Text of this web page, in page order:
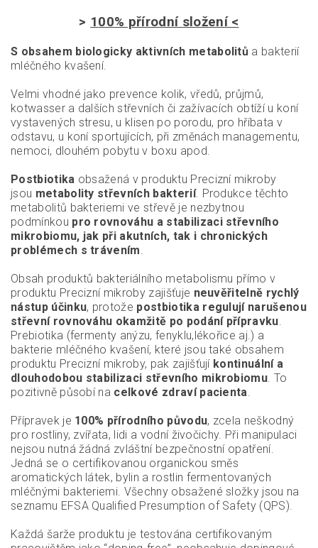
> 100% přírodní složení <
S obsahem biologicky aktivních metabolitů a bakterií
mléčného kvašení.
Velmi vhodné jako prevence kolik, vředů, průjmů,
kotwasser a dalších střevních či zažívacích obtíží u koní
vystavených stresu, u klisen po porodu, pro hříbata v
odstavu, u koní sportujících, při změnách managementu,
nemoci, dlouhém pobytu v boxu apod.
Postbiotika obsažená v produktu Precizní mikroby
jsou metabolity střevních bakterií. Produkce těchto
metabolitů bakteriemi ve střevě je nezbytnou
podmínkou pro rovnováhu a stabilizaci střevního
mikrobiomu, jak při akutních, tak i chronických
problémech s trávením
Obsah produktů bakteriálního metabolismu přímo v
produktu Precizní mikroby zajišťuje neuvěřitelně rychlý
nástup účinku, protože postbiotika regulují narušenou
střevní rovnováhu okamžitě po podání přípravku
Prebiotika (fermenty anýzu, fenyklu,lékořice aj.) a
bakterie mléčného kvašení, které jsou také obsahem
produktu Precizní mikroby, pak zajišťují kontinuální a
dlouhodobou stabilizaci střevního mikrobiomu . To
pozitivně působí na celkové zdraví pacienta
Přípravek je 100% přírodního původu, zcela neškodný
pro rostliny, zvířata, lidi a vodní živočichy. Při manipulaci
nejsou nutná žádná zvláštní bezpečnostní opatření.
Jedná se o certifikovanou organickou směs
aromatických látek, bylin a rostlin fermentovaných
mléčnými bakteriemi. Všechny obsažené složky jsou na
seznamu EFSA Qualified Presumption of Safety (QPS).
Každá šarže produktu je testována certifikovaným